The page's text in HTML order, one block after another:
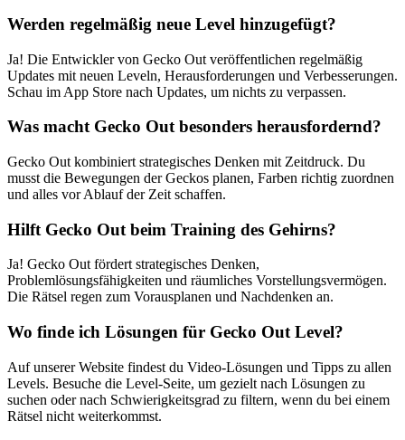
Werden regelmäßig neue Level hinzugefügt?
Ja! Die Entwickler von Gecko Out veröffentlichen regelmäßig
Updates mit neuen Leveln, Herausforderungen und Verbesserungen.
Schau im App Store nach Updates, um nichts zu verpassen.
Was macht Gecko Out besonders herausfordernd?
Gecko Out kombiniert strategisches Denken mit Zeitdruck. Du
musst die Bewegungen der Geckos planen, Farben richtig zuordnen
und alles vor Ablauf der Zeit schaffen.
Hilft Gecko Out beim Training des Gehirns?
Ja! Gecko Out fördert strategisches Denken,
Problemlösungsfähigkeiten und räumliches Vorstellungsvermögen.
Die Rätsel regen zum Vorausplanen und Nachdenken an.
Wo finde ich Lösungen für Gecko Out Level?
Auf unserer Website findest du Video-Lösungen und Tipps zu allen
Levels. Besuche die Level-Seite, um gezielt nach Lösungen zu
suchen oder nach Schwierigkeitsgrad zu filtern, wenn du bei einem
Rätsel nicht weiterkommst.